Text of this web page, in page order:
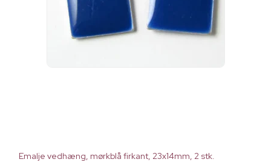
Emalje vedhæng, mørkblå firkant, 23x14mm, 2 stk.